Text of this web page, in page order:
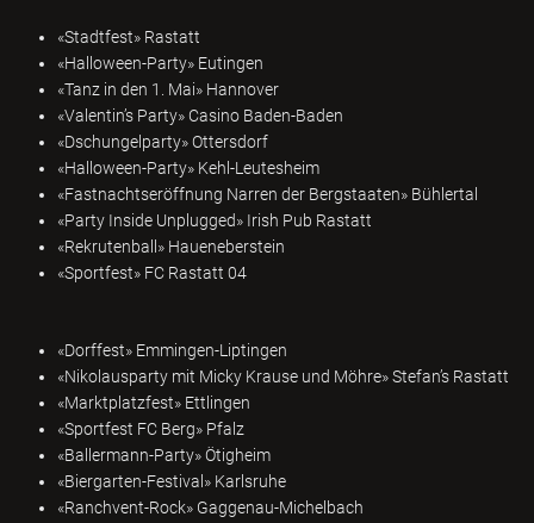
«Stadtfest» Rastatt
«Halloween-Party» Eutingen
«Tanz in den 1. Mai» Hannover
«Valentin’s Party» Casino Baden-Baden
«Dschungelparty» Ottersdorf
«Halloween-Party» Kehl-Leutesheim
«Fastnachtseröffnung Narren der Bergstaaten» Bühlertal
«Party Inside Unplugged» Irish Pub Rastatt
«Rekrutenball» Haueneberstein
«Sportfest» FC Rastatt 04
«Dorffest» Emmingen-Liptingen
«Nikolausparty mit Micky Krause und Möhre» Stefan’s Rastatt
«Marktplatzfest» Ettlingen
«Sportfest FC Berg» Pfalz
«Ballermann-Party» Ötigheim
«Biergarten-Festival» Karlsruhe
«Ranchvent-Rock» Gaggenau-Michelbach